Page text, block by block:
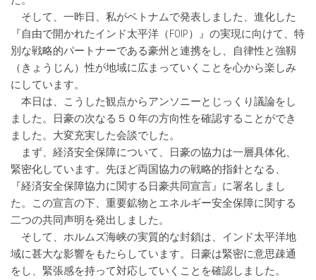
そして、一昨日、私がベトナムで発表しました、進化した
『自由で開かれたインド太平洋（FOIP）』の実現に向けて、特
別な戦略的パートナーである豪州と連携をし、自律性と強靱
（きょうじん）性が地域に広まっていくことを心から楽しみ
にしています。
本日は、こうした観点からアンソニーとじっくり議論をし
ました。日豪の次なる５０年の方向性を確認することができ
ました。大変充実した会談でした。
まず、経済安全保障について、日豪の協力は一層具体化、
緊密化しています。先ほど両国協力の戦略的指針となる、
『経済安全保障協力に関する日豪共同宣言』に署名しまし
た。この宣言の下、重要鉱物とエネルギー安全保障に関する
二つの共同声明を発出しました。
そして、ホルムズ海峡の実質的な封鎖は、インド太平洋地
域に甚大な影響をもたらしています。日豪は緊密に意思疎通
をし、緊張感を持って対応していくことを確認しました。